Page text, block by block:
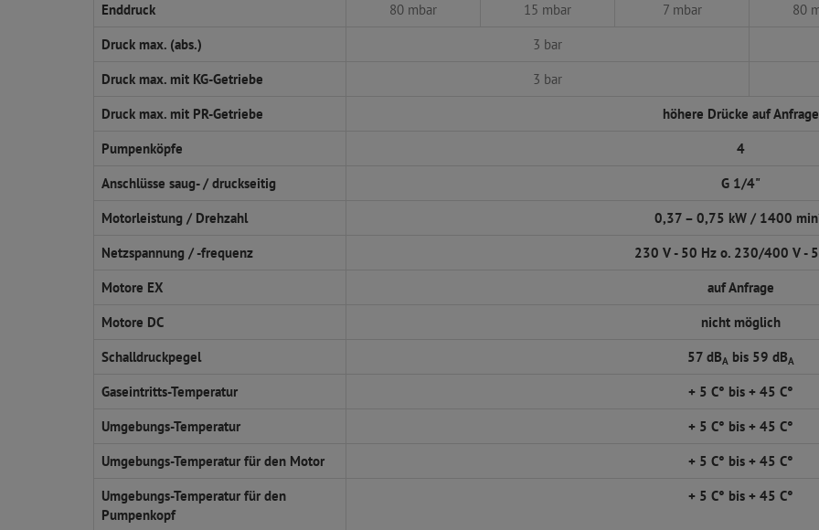
Enddruck
80 mbar 15 mbar 7 mbar
80
Druck max. (abs.)
3 bar
Druck max. mit KG-Getriebe
3 bar
Druck max. mit PR-Getriebe
höhere Drücke auf Anfrage
Pumpenköpfe
4
Anschlüsse saug- / druckseitig
G 1/4"
Motorleistung / Drehzahl
0,37 – 0,75 kW / 1400 min
Netzspannung / -frequenz
230 V - 50 Hz o. 230/400 V -
Motore EX
auf Anfrage
Motore DC
nicht möglich
Schalldruckpegel
57 dBA bis 59 dBA
Gaseintritts-Temperatur
+ 5 C° bis + 45 C°
Umgebungs-Temperatur
+ 5 C° bis + 45 C°
Umgebungs-Temperatur für den Motor
+ 5 C° bis + 45 C°
Umgebungs-Temperatur für den
Pumpenkopf
+ 5 C° bis + 45 C°